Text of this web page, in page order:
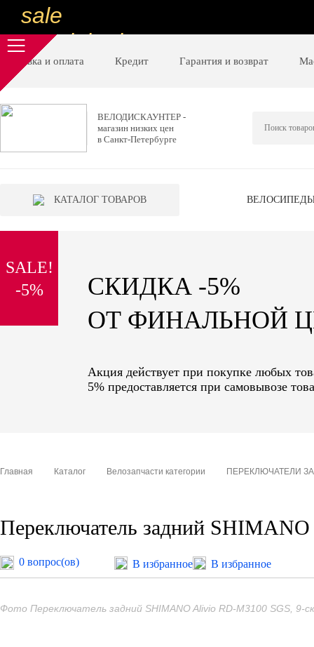
sale
special price
sale
низкие цены
вот дешево
special price
sale
надо брать
sale
Доставка и оплата Кредит Гарантия и возврат
ВЕЛОДИСКАУНТЕР -
магазин низких цен
в Санкт-Петербурге
КАТАЛОГ ТОВАРОВ
SALE!
-5%
СКИДКА -5%
ОТ ФИНАЛЬНОЙ
Акция действует при покупке любых
5% предоставляется при самовывозе
Главная Каталог Велозапчасти категории ПЕРЕКЛЮЧАТЕЛИ
Переключатель задний
0 вопрос(ов) В избранное В избранное
Фото Переключатель задний SHIMANO Alivio RD-M3100 SGS, 9-